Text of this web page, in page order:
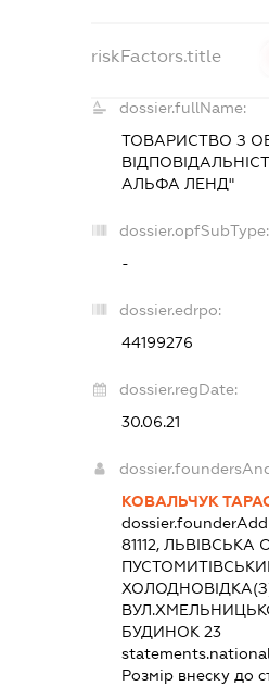
riskFactors.title
dossier.fullName:
ТОВАРИСТВО З
АЛЬФА ЛЕНД"
dossier.opfSubType:
-
dossier.edrpo:
44199276
dossier.regDate:
30.06.21
КОВАЛЬЧУК
81112, ЛЬВІВСЬКА
БУДИНОК 23
Розмір внеску до